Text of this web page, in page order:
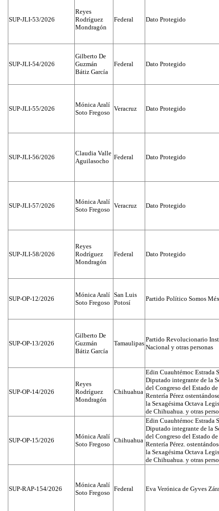
SUP-JLI-53/2026
Reyes
Rodríguez
Mondragón
Federal Dato Protegido
SUP-JLI-54/2026
Gilberto De
Guzmán
Bátiz García
Federal Dato Protegido
SUP-JLI-55/2026
Mónica Aralí
Soto Fregoso
Veracruz Dato Protegido
SUP-JLI-56/2026
Claudia Valle
Aguilasocho
Federal Dato Protegido
SUP-JLI-57/2026
Mónica Aralí
Soto Fregoso
Veracruz Dato Protegido
SUP-JLI-58/2026
Reyes
Rodríguez
Mondragón
Federal Dato Protegido
SUP-OP-12/2026
Mónica Aralí
Soto Fregoso
San Luis
Potosí
Partido Político Somos
SUP-OP-13/2026
Gilberto De
Guzmán
Bátiz García
Tamaulipas
Partido Revolucionario
Nacional y otras personas
SUP-OP-14/2026
Reyes
Rodríguez
Mondragón
Chihuahua
Edin Cuauhtémoc Estrada
Diputado integrante de la
del Congreso del Estado
Rentería Pérez
la Sexagésima Octava
de Chihuahua. y otras
SUP-OP-15/2026
Mónica Aralí
Soto Fregoso
Chihuahua
Edin Cuauhtémoc Estrada
Diputado integrante de la
del Congreso del Estado
Rentería Pérez.
la Sexagésima Octava
de Chihuahua. y otras
SUP-RAP-154/2026
Mónica Aralí
Soto Fregoso
Federal Eva Verónica de Gyves